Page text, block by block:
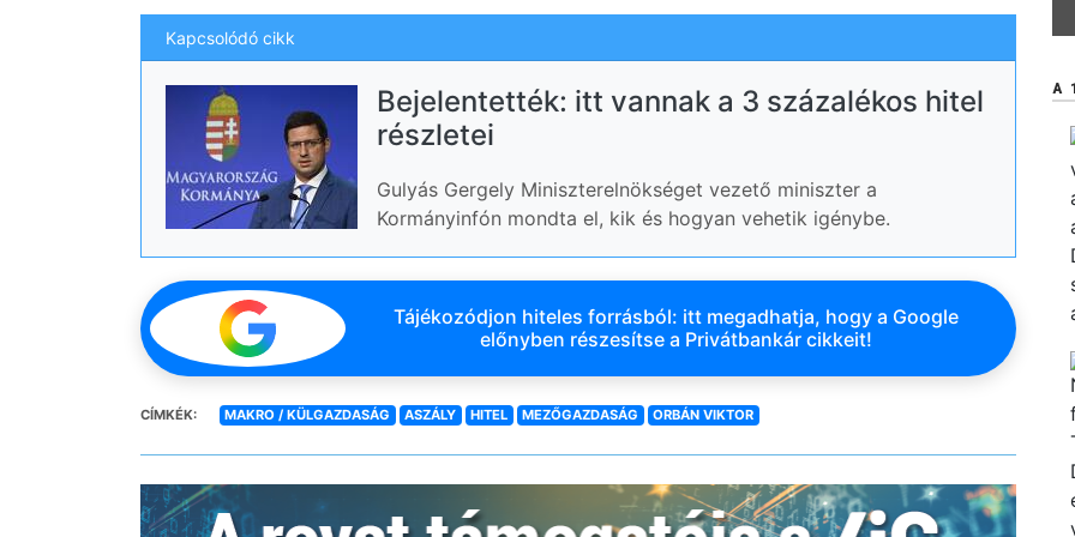
Kapcsolódó cikk
Bejelentették: itt vannak a 3 százalékos hitel
részletei
Gulyás Gergely Miniszterelnökséget vezető miniszter a
Kormányinfón mondta el, kik és hogyan vehetik igénybe.
Tájékozódjon hiteles forrásból: itt megadhatja, hogy a Google
előnyben részesítse a Privátbankár cikkeit!
CÍMKÉK: MAKRO / KÜLGAZDASÁG ASZÁLY HITEL MEZŐGAZDASÁG ORBÁN VIKTOR
A